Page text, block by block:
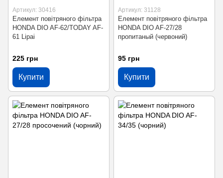
Артикул: 30416
Елемент повітряного фільтра
HONDA DIO AF-62/TODAY AF-
61 Lipai
225 грн
Купити
Артикул: 31128
Елемент повітряного фільтра
HONDA DIO AF-27/28
пропитаный (червоний)
95 грн
Купити